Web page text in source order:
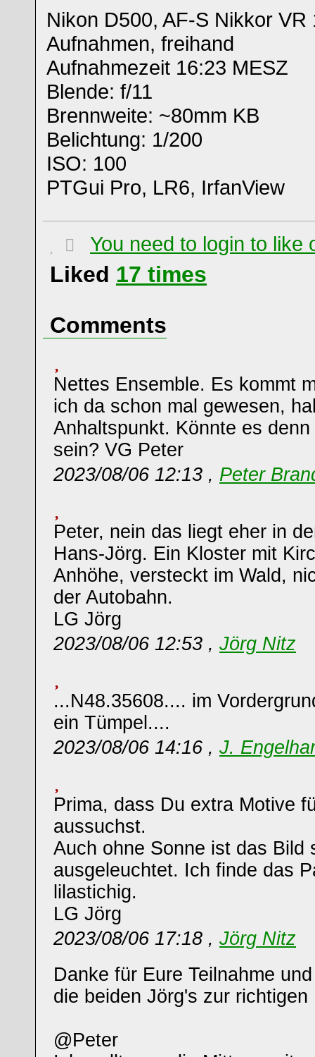
Nikon D500, AF-S Nikkor VR
Aufnahmen, freihand
Aufnahmezeit 16:23 MESZ
Blende: f/11
Brennweite: ~80mm KB
Belichtung: 1/200
ISO: 100
PTGui Pro, LR6, IrfanView
You need to login to like
Liked 17 times
Comments
Nettes Ensemble. Es kommt
ich da schon mal gewesen,
Anhaltspunkt. Könnte es
sein? VG Peter
2023/08/06 12:13 , Peter
Peter, nein das liegt eher in
Hans-Jörg. Ein Kloster mit
Anhöhe, versteckt im Wald,
der Autobahn.
LG Jörg
2023/08/06 12:53 , Jörg Nitz
...N48.35608.... im
ein Tümpel....
2023/08/06 14:16 , J.
Prima, dass Du extra Motive
aussuchst.
Auch ohne Sonne ist das Bild
ausgeleuchtet. Ich finde das
lilastichig.
LG Jörg
2023/08/06 17:18 , Jörg Nitz
Danke für Eure Teilnahme
die beiden Jörg's zur richtigen
@Peter